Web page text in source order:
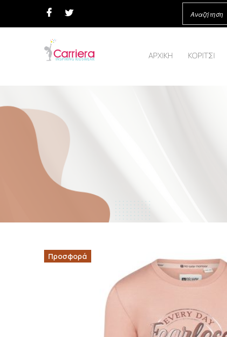
ΑΡΧΙΚΗ ΚΟΡΙΤΣΙ
Προσφορά